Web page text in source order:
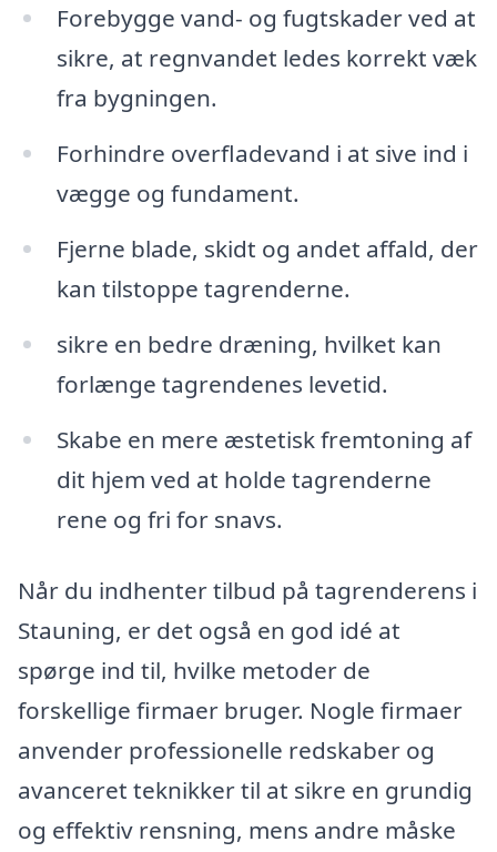
Forebygge vand- og fugtskader ved at
sikre, at regnvandet ledes korrekt væk
fra bygningen.
Forhindre overfladevand i at sive ind i
vægge og fundament.
Fjerne blade, skidt og andet affald, der
kan tilstoppe tagrenderne.
sikre en bedre dræning, hvilket kan
forlænge tagrendenes levetid.
Skabe en mere æstetisk fremtoning af
dit hjem ved at holde tagrenderne
rene og fri for snavs.
Når du indhenter tilbud på tagrenderens i
Stauning, er det også en god idé at
spørge ind til, hvilke metoder de
forskellige firmaer bruger. Nogle firmaer
anvender professionelle redskaber og
avanceret teknikker til at sikre en grundig
og effektiv rensning, mens andre måske